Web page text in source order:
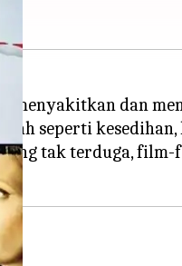
menyakitkan dan
seperti
tak terduga,